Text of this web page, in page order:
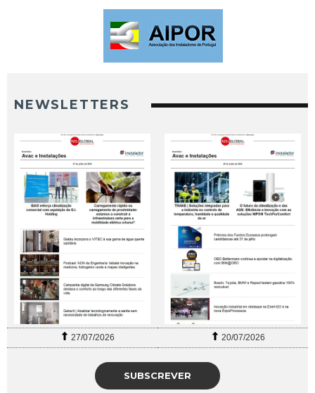
NEWSLETTERS
27/07/2026 20/07/2026
SUBSCREVER